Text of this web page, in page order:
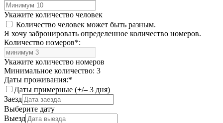
Укажите количество человек
Количество человек может быть разным.
Я хочу забронировать определенное количество номеров.
Количество номеров*:
Укажите количество номеров
Минимальное количество: 3
Даты проживания:*
Даты примерные (+/– 3 дня)
Заезд
Выберите дату
Выезд